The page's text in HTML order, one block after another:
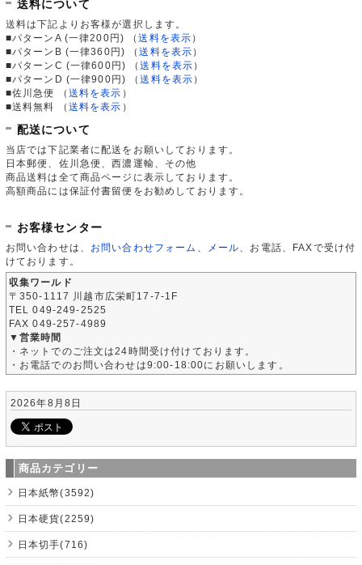
送料について
送料は下記よりお客様が選択します。
■パターンA (一律200円)
（送料を表示 ）
■パターンB (一律360円)
（送料を表示 ）
■パターンC (一律600円)
（送料を表示 ）
■パターンD (一律900円)
（送料を表示 ）
■佐川急便
（ 送料を表示 ）
■送料無料
（ 送料を表示 ）
配送について
当店では下記業者に配送をお願いしております。
日本郵便、佐川急便、西濃運輸、その他
商品送料は全て商品ページに表示しております。
高額商品には保証付書留便をお勧めしております。
お客様センター
お問い合わせは、 お問い合わせフォーム メール 、お電話、FAXで受け付
けております。
収集ワールド
〒350-1117 川越市広栄町17-7-1F
TEL 049-249-2525
FAX 049-257-4989
▼営業時間
・ネットでのご注文は24時間受け付けております。
・お電話でのお問い合わせは9:00-18:00にお願いします。
2026年8月8日
商品カテゴリー
日本紙幣(3592)
日本硬貨(2259)
日本切手(716)